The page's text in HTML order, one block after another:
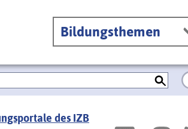
Bildungsthemen
des IZB